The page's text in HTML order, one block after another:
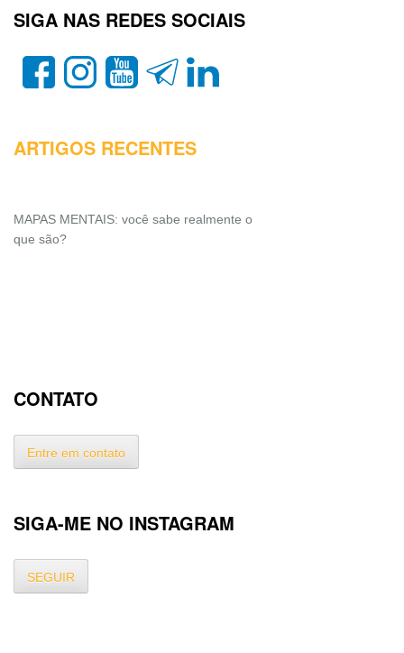
SIGA NAS REDES SOCIAIS
ARTIGOS RECENTES
MAPAS MENTAIS: você sabe realmente o
que são?
CONTATO
Entre em contato
SIGA-ME NO INSTAGRAM
SEGUIR